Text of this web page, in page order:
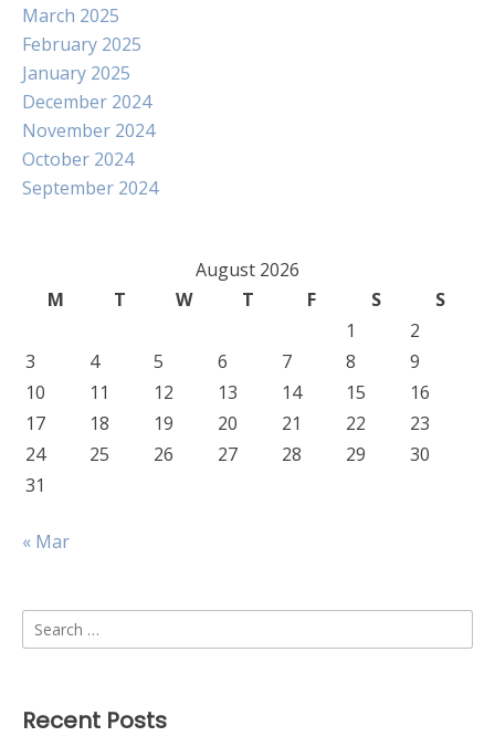
March 2025
February 2025
January 2025
December 2024
November 2024
October 2024
September 2024
August 2026
M
T W T F S
S
1
2
3
4 5 6 7 8
9
10
11 12 13 14 15
16
17
18 19 20 21 22
23
24
25 26 27 28 29
30
31
« Mar
Search
for:
Recent Posts